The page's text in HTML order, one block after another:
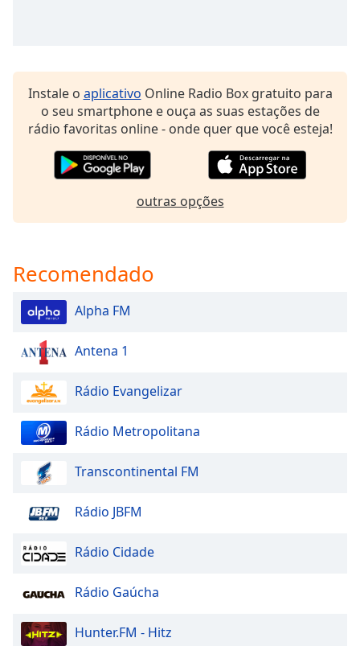
dialog
window.
Escape
cancel
Color
Opacity
Text
Color
Opacity
Caption
Background
Opacity
Font
Instale o aplicativo Online Radio Box gratuito para
o seu smartphone e ouça as suas estações de
rádio favoritas online - onde quer que você esteja!
outras opções
Recomendado
Alpha FM
Antena 1
Rádio Evangelizar
Rádio Metropolitana
Transcontinental FM
Rádio JBFM
Rádio Cidade
Rádio Gaúcha
Hunter.FM - Hitz